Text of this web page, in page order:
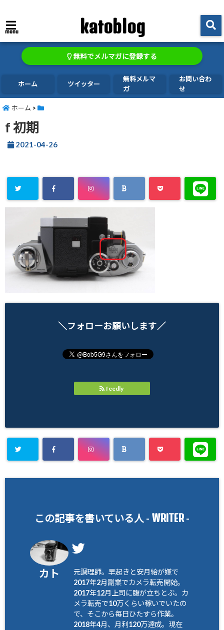
menu katoblog
無料でメルマガに登録する
ホーム ツイッター
無料メルマ
ガ
お問い合わ
せ
ホーム >
f 初期
2021-04-26
＼フォローお願いします／
feedly
この記事を書いている人 - WRITER-
カト
元調理師。早起きと安月給が嫌で
2017年2月副業でカメラ転売開始。
2017年12月上司に腹が立ちとぶ。カ
メラ転売で10万くらい稼いでいたの
で、そこから毎日ひたすら作業。
2018年4月、月利120万達成。現在